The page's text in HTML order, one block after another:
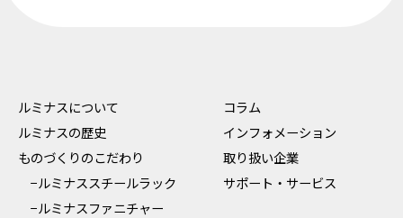
ルミナスについて
ルミナスの歴史
ものづくりのこだわり
−ルミナススチールラック
−ルミナスファニチャー
コラム
インフォメーション
取り扱い企業
サポート・サービス